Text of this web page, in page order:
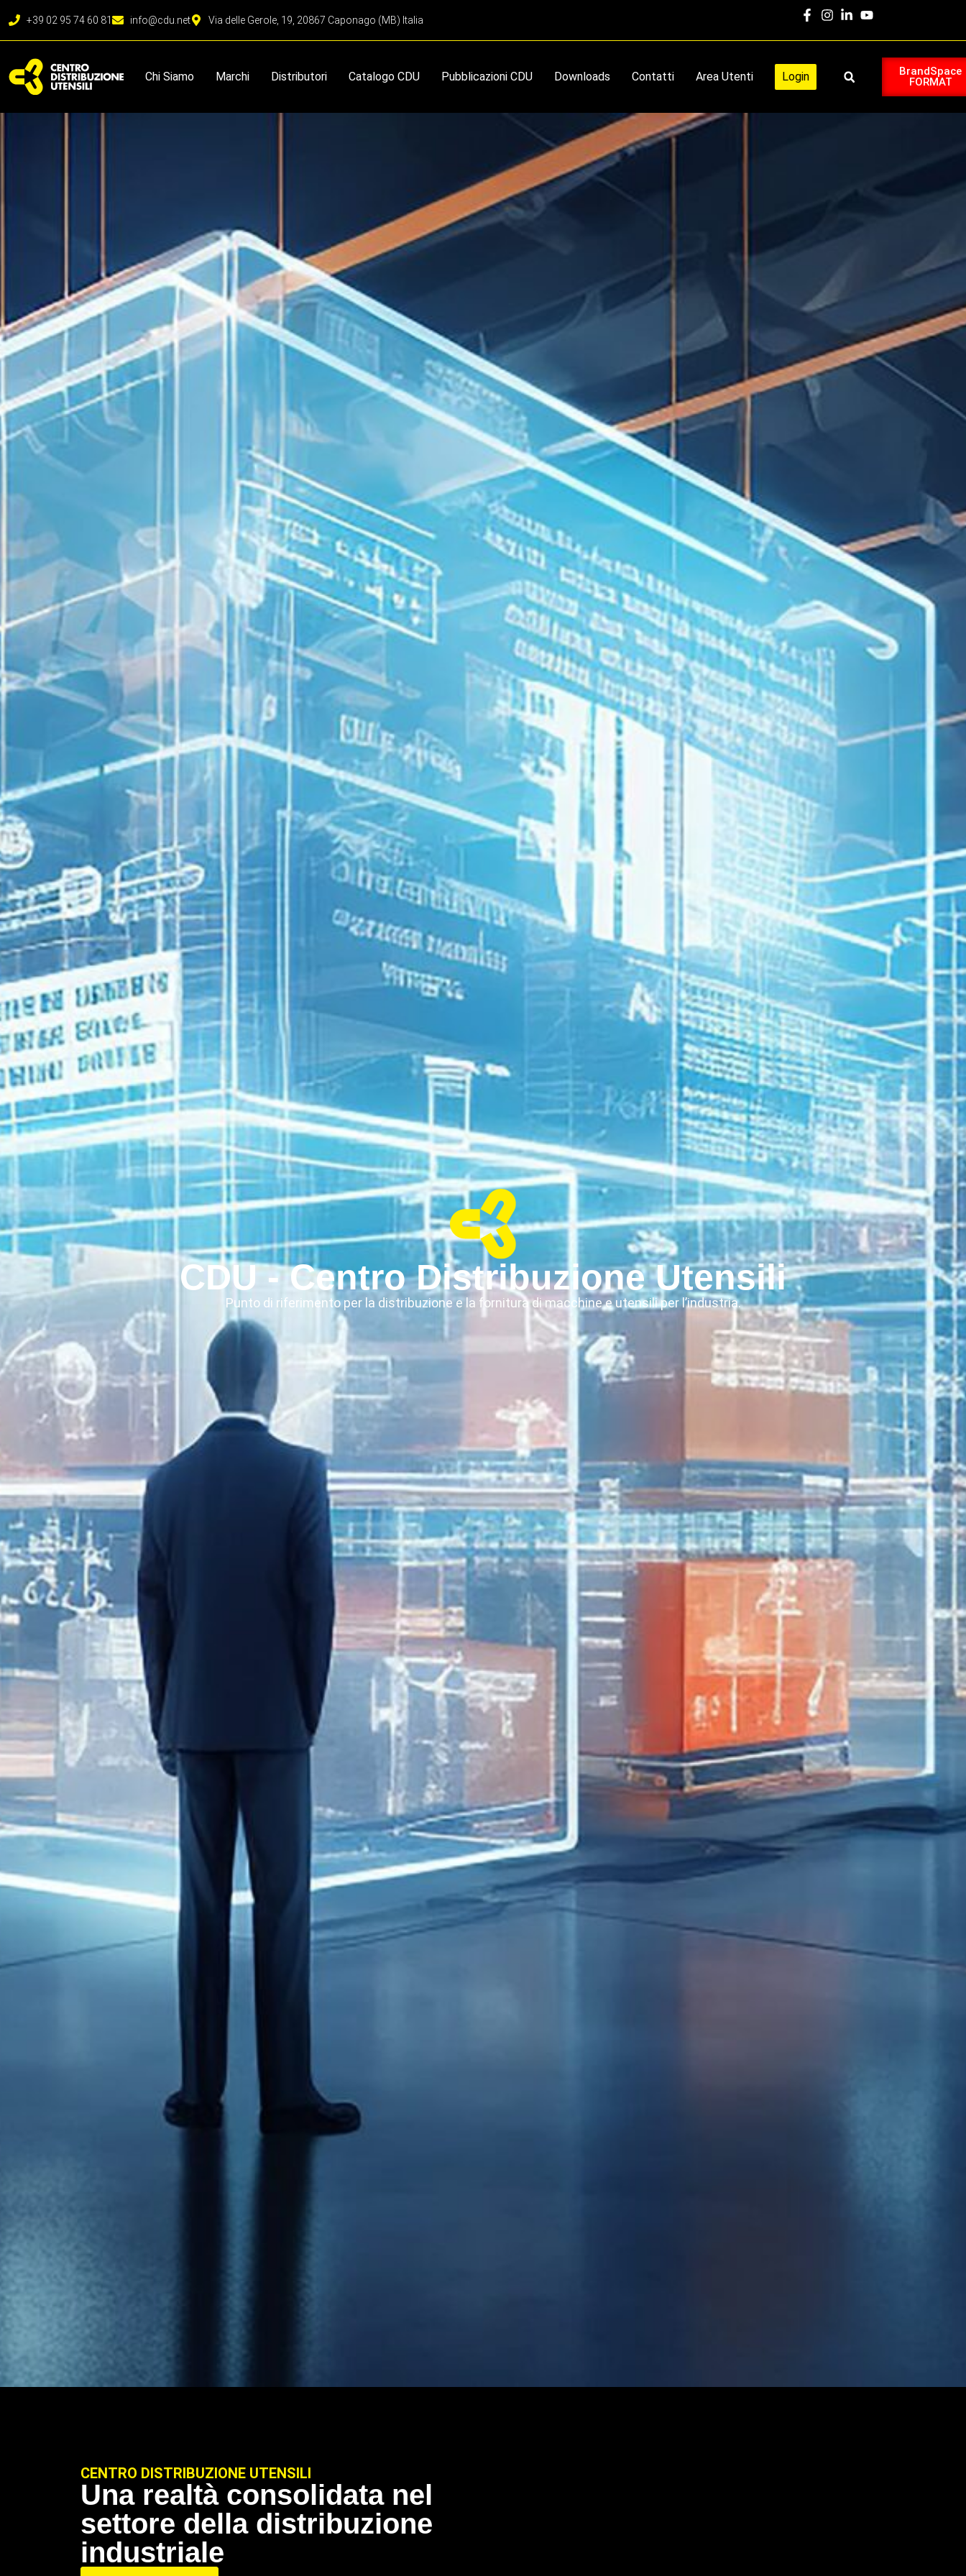
+39 02 95 74 60 81 info@cdu.net Via delle Gerole, 19, 20867 Caponago (MB) Italia
BrandSpace
FORMAT
Chi Siamo Marchi Distributori Catalogo CDU Pubblicazioni CDU Downloads Contatti Area Utenti Login
CDU - Centro Distribuzione Utensili
Punto di riferimento per la distribuzione e la fornitura di macchine e utensili per l’industria.
CENTRO DISTRIBUZIONE UTENSILI
Una realtà consolidata nel
settore della distribuzione
industriale